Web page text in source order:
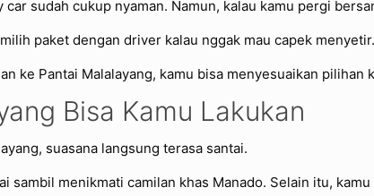
sudah cukup nyaman. Namun, kalau kamu pergi
paket dengan driver kalau nggak mau capek
ke Pantai Malalayang, kamu bisa menyesuaikan pilihan
Bisa Kamu Lakukan
suasana langsung terasa santai.
sambil menikmati camilan khas Manado. Selain itu,